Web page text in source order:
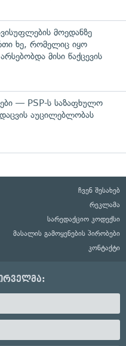
მოედანზე
ხე, რომელიც იყო
მისი წაქცევის
— PSP-ს საზაფხულო
დაცვის აუცილებლობას
ჩვენ შესახებ
რეკლამა
სარედაქციო კოდექსი
მასალის გამოყენების პირობები
კონტაქტი